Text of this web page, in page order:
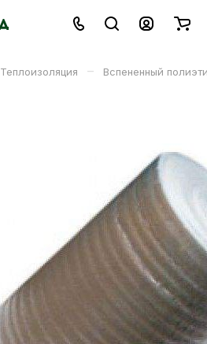
Теплоизоляция – Вспененный